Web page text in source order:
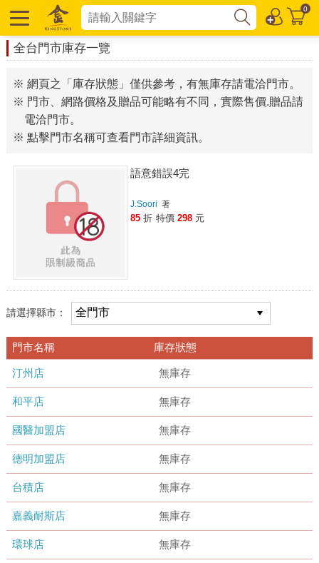
0
全台門市庫存一覽
※ 網頁之「庫存狀態」僅供參考，有無庫存請電洽門市。
※ 門市、網路價格及贈品可能略有不同，實際售價.贈品請
電洽門市。
※ 點擊門市名稱可查看門市詳細資訊。
語意錯誤4完
J.Soori 著
85 折 特價 298 元
請選擇縣市：
門市名稱 庫存狀態
汀州店 無庫存
和平店 無庫存
國醫加盟店 無庫存
德明加盟店 無庫存
台積店 無庫存
嘉義耐斯店 無庫存
環球店 無庫存